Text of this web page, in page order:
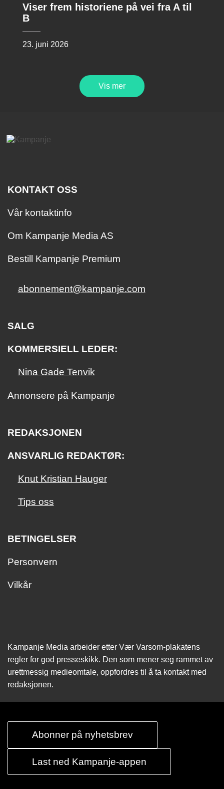
Viser frem historiene på vei fra A til
B
23. juni 2026
Vis mer
KONTAKT OSS
Vår kontaktinfo
Om Kampanje Media AS
Bestill Kampanje Premium
abonnement@kampanje.com
SALG
KOMMERSIELL LEDER:
Nina Gade Tenvik
Annonsere på Kampanje
REDAKSJONEN
ANSVARLIG REDAKTØR:
Knut Kristian Hauger
Tips oss
BETINGELSER
Personvern
Vilkår
Kampanje Media arbeider etter Vær Varsom-plakatens
regler for god presseskikk. Den som mener seg rammet av
urettmessig medie­omtale, oppfordres til å ta kontakt med
redaksjonen.
Abonner på nyhetsbrev
Last ned Kampanje-appen